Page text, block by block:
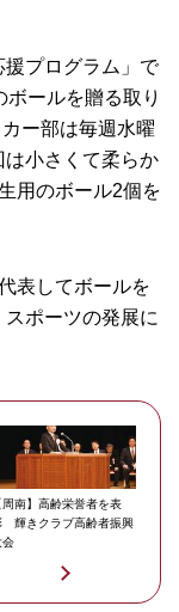
プログラム」で
ールを贈る取り
ー部は毎週水曜
小さくて柔らか
用のボール2個を
表してボールを
ポーツの発展に
周南】高齢栄誉者を表
輝きクラブ高齢者振興
会